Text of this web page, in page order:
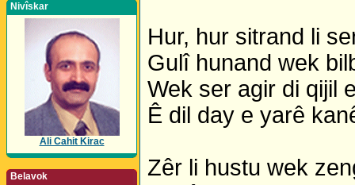
Nivîskar
Ali Cahit Kirac
Belavok
Hur, hur sitrand li
Gulî hunand wek
Wek ser agir di qijil
Ê dil day e yarê
Zêr li hustu wek